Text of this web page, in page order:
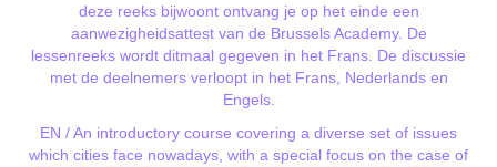
deze reeks bijwoont ontvang je op het einde een
aanwezigheidsattest van de Brussels Academy. De
lessenreeks wordt ditmaal gegeven in het Frans. De discussie
met de deelnemers verloopt in het Frans, Nederlands en
Engels.
EN / An introductory course covering a diverse set of issues
which cities face nowadays, with a special focus on the case of